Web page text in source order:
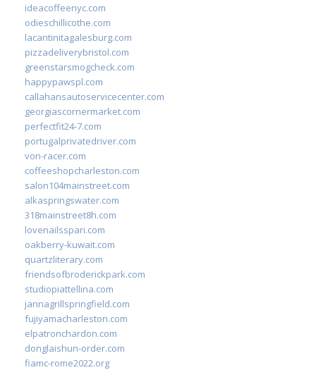
ideacoffeenyc.com
odieschillicothe.com
lacantinitagalesburg.com
pizzadeliverybristol.com
greenstarsmogcheck.com
happypawspl.com
callahansautoservicecenter.com
georgiascornermarket.com
perfectfit24-7.com
portugalprivatedriver.com
von-racer.com
coffeeshopcharleston.com
salon104mainstreet.com
alkaspringswater.com
318mainstreet8h.com
lovenailsspari.com
oakberry-kuwait.com
quartzliterary.com
friendsofbroderickpark.com
studiopiattellina.com
jannagrillspringfield.com
fujiyamacharleston.com
elpatronchardon.com
donglaishun-order.com
fiamc-rome2022.org